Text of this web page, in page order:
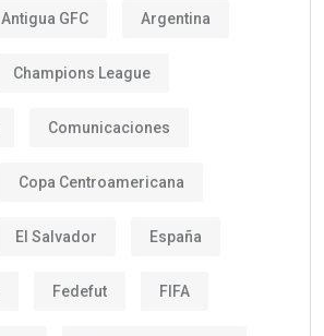
Antigua GFC Argentina
Champions League
Comunicaciones
Copa Centroamericana
El Salvador España
Fedefut FIFA